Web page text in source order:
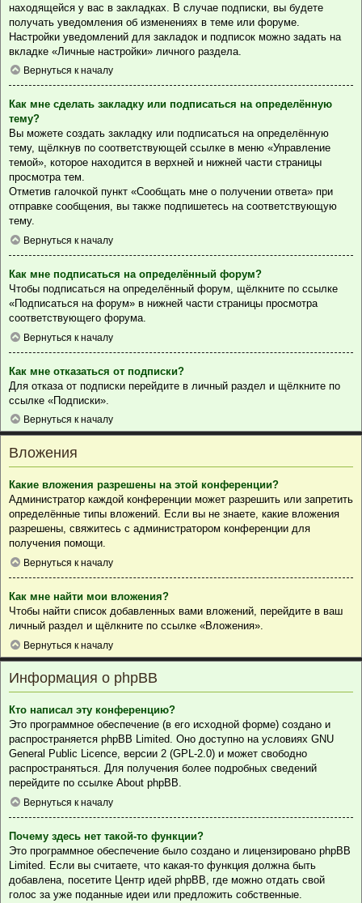
находящейся у вас в закладках. В случае подписки, вы будете
получать уведомления об изменениях в теме или форуме.
Настройки уведомлений для закладок и подписок можно задать на
вкладке «Личные настройки» личного раздела.
Вернуться к началу
Как мне сделать закладку или подписаться на определённую
тему?
Вы можете создать закладку или подписаться на определённую
тему, щёлкнув по соответствующей ссылке в меню «Управление
темой», которое находится в верхней и нижней части страницы
просмотра тем.
Отметив галочкой пункт «Сообщать мне о получении ответа» при
отправке сообщения, вы также подпишетесь на соответствующую
тему.
Вернуться к началу
Как мне подписаться на определённый форум?
Чтобы подписаться на определённый форум, щёлкните по ссылке
«Подписаться на форум» в нижней части страницы просмотра
соответствующего форума.
Вернуться к началу
Как мне отказаться от подписки?
Для отказа от подписки перейдите в личный раздел и щёлкните по
ссылке «Подписки».
Вернуться к началу
Вложения
Какие вложения разрешены на этой конференции?
Администратор каждой конференции может разрешить или запретить
определённые типы вложений. Если вы не знаете, какие вложения
разрешены, свяжитесь с администратором конференции для
получения помощи.
Вернуться к началу
Как мне найти мои вложения?
Чтобы найти список добавленных вами вложений, перейдите в ваш
личный раздел и щёлкните по ссылке «Вложения».
Вернуться к началу
Информация о phpBB
Кто написал эту конференцию?
Это программное обеспечение (в его исходной форме) создано и
распространяется phpBB Limited. Оно доступно на условиях GNU
General Public Licence, версии 2 (GPL-2.0) и может свободно
распространяться. Для получения более подробных сведений
перейдите по ссылке About phpBB.
Вернуться к началу
Почему здесь нет такой-то функции?
Это программное обеспечение было создано и лицензировано phpBB
Limited. Если вы считаете, что какая-то функция должна быть
добавлена, посетите Центр идей phpBB, где можно отдать свой
голос за уже поданные идеи или предложить собственные.